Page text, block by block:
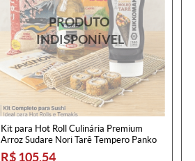
Kit para Hot Roll Culinária Premium
Arroz Sudare Nori Tarê Tempero Panko
R$ 105,54